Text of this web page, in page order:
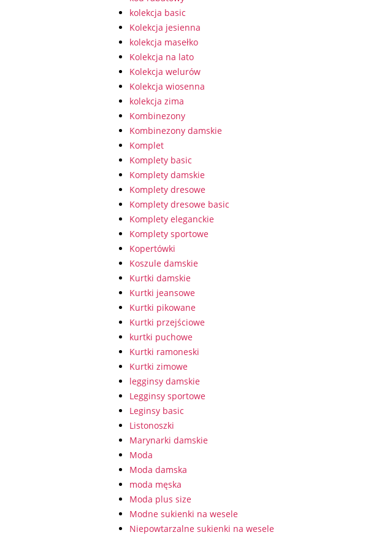
kolekcja basic
Kolekcja jesienna
kolekcja masełko
Kolekcja na lato
Kolekcja welurów
Kolekcja wiosenna
kolekcja zima
Kombinezony
Kombinezony damskie
Komplet
Komplety basic
Komplety damskie
Komplety dresowe
Komplety dresowe basic
Komplety eleganckie
Komplety sportowe
Kopertówki
Koszule damskie
Kurtki damskie
Kurtki jeansowe
Kurtki pikowane
Kurtki przejściowe
kurtki puchowe
Kurtki ramoneski
Kurtki zimowe
legginsy damskie
Legginsy sportowe
Leginsy basic
Listonoszki
Marynarki damskie
Moda
Moda damska
moda męska
Moda plus size
Modne sukienki na wesele
Niepowtarzalne sukienki na wesele